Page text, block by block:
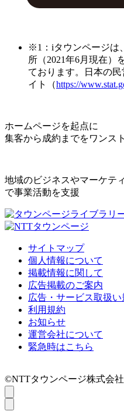
※1：iタウンページは
所（2021年6月現在）
ております。日本の
イト（https://
ホームページを起点に
集客から成約までをワンス
地域のビジネスやマーケテ
で事業活動を支援
サイトマップ
個人情報について
掲載情報に関して
広告掲載のご案内
広告・サービス取扱い
利用規約
お知らせ
運営会社について
緊急時はこちら
©NTTタウンページ株式会社